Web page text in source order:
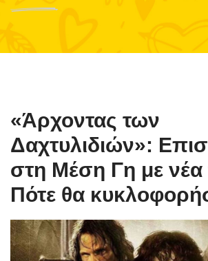
«Άρχοντας των
Δαχτυλιδιών»:
στη Μέση Γη με νέα
Πότε θα